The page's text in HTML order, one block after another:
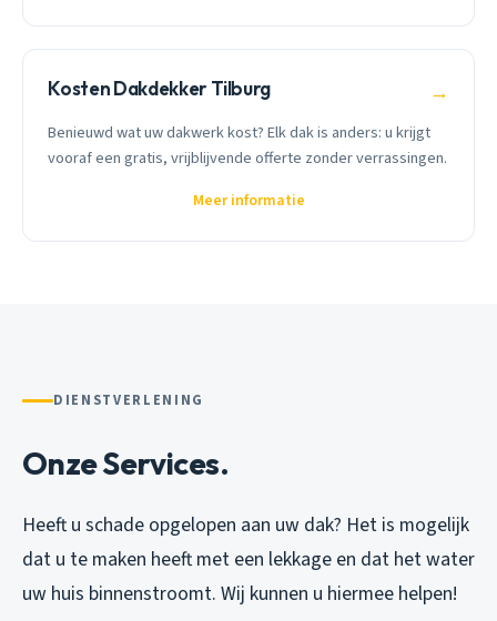
Kosten Dakdekker Tilburg →
Benieuwd wat uw dakwerk kost? Elk dak is anders: u krijgt
vooraf een gratis, vrijblijvende offerte zonder verrassingen.
Meer informatie
DIENSTVERLENING
Onze Services.
Heeft u schade opgelopen aan uw dak? Het is mogelijk
dat u te maken heeft met een lekkage en dat het water
uw huis binnenstroomt. Wij kunnen u hiermee helpen!